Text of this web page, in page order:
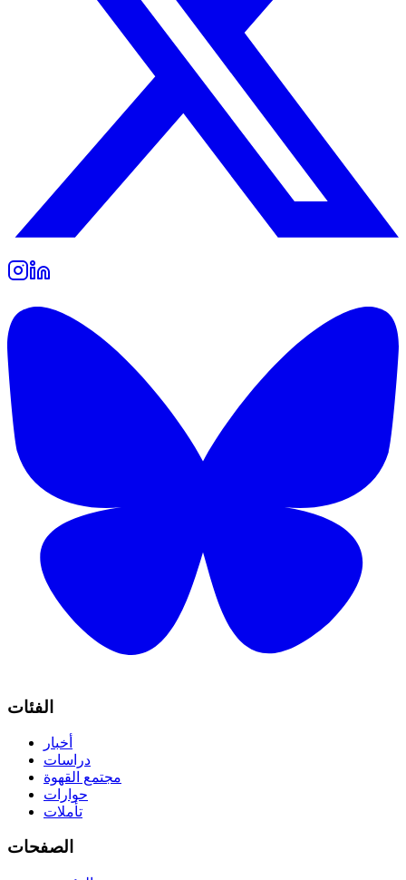
الفئات
أخبار
دراسات
مجتمع القهوة
حوارات
تأملات
الصفحات